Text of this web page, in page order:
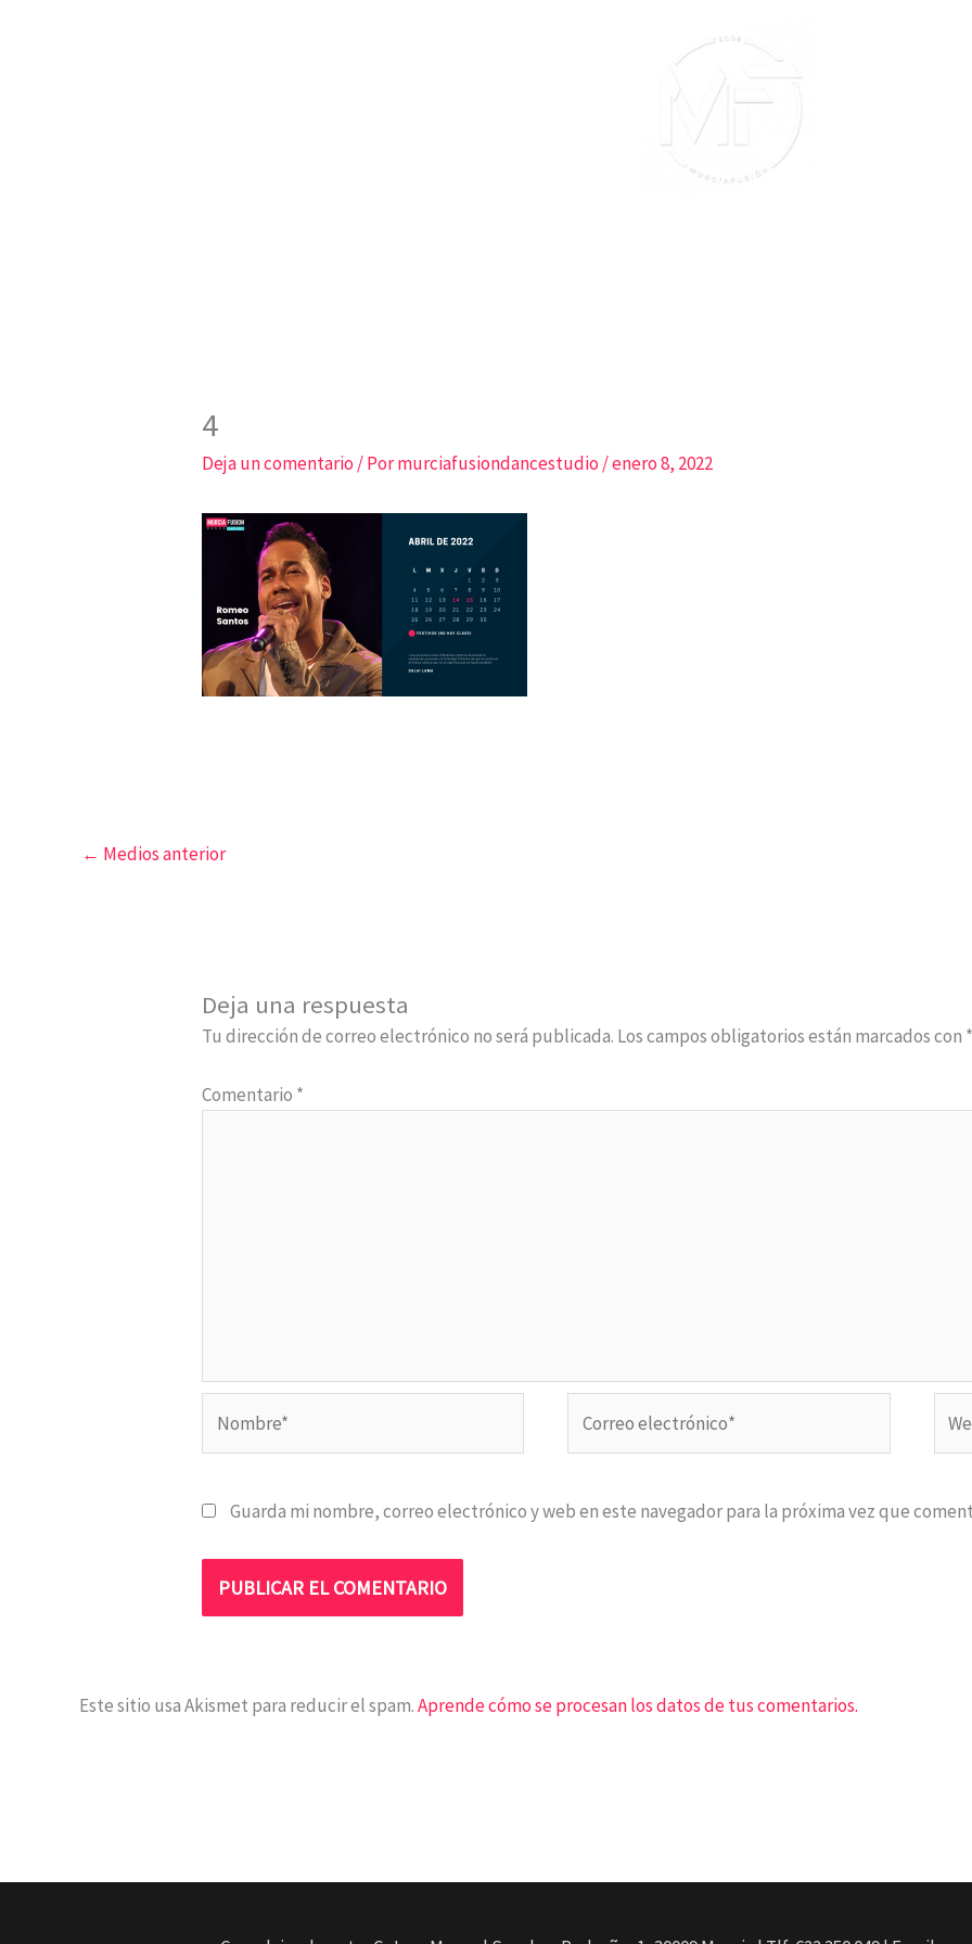
4
Deja un comentario / Pormurciafusiondancestudio /enero 8, 2022
← Medios anterior
Deja una respuesta
Tu dirección de correo electrónico no será publicada. Los campos obligatorios están marcados con *
Comentario *
electrónico*
Guarda mi nombre, correo electrónico y web en este navegador para la próxima vez que
Este sitio usa Akismet para reducir el spam.Aprende cómo se procesan los datos de tus comentarios.